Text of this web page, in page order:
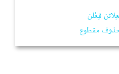
فِعْلن
مقطوع